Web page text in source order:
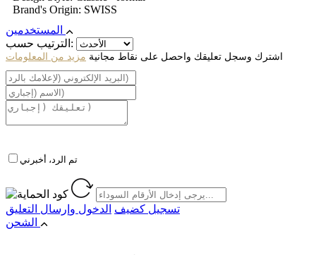
Brand's Origin: SWISS
الترتيب حسب:
اشترك وسجل تعليقك واحصل على نقاط مجانية مزيد من المعلومات
تم الرد، أخبرني
تسجيل كضيف الدخول وإرسال التعليق